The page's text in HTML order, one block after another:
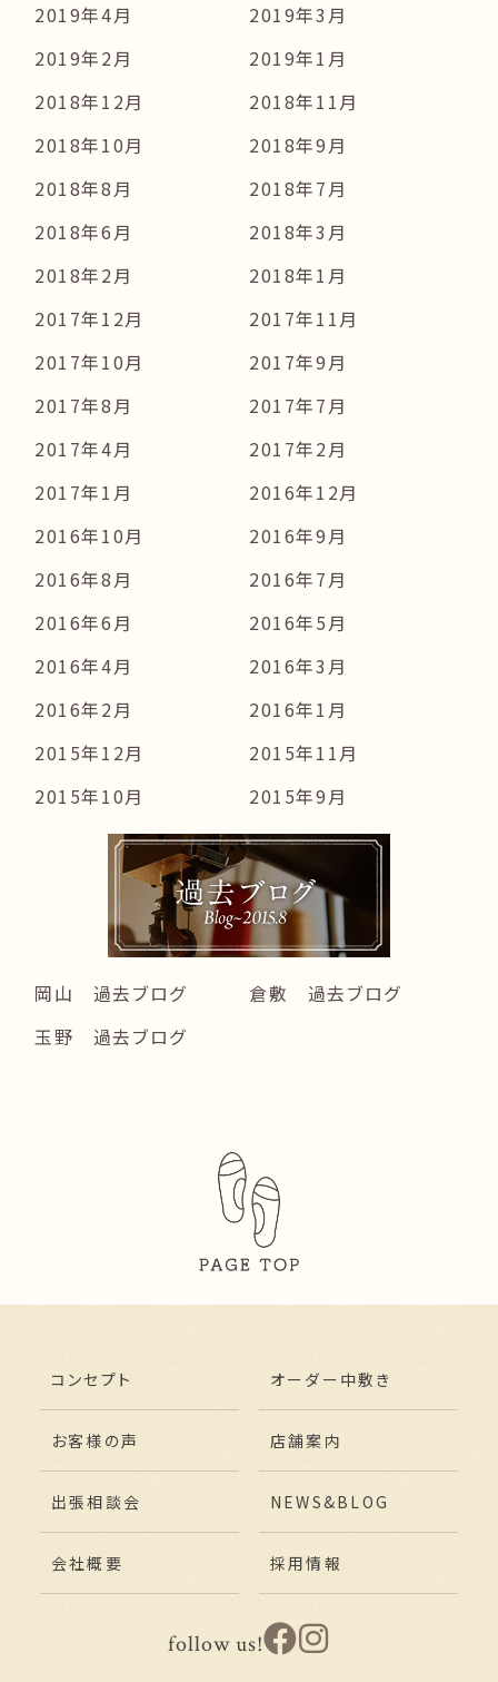
2019年4月
2019年3月
2019年2月
2019年1月
2018年12月
2018年11月
2018年10月
2018年9月
2018年8月
2018年7月
2018年6月
2018年3月
2018年2月
2018年1月
2017年12月
2017年11月
2017年10月
2017年9月
2017年8月
2017年7月
2017年4月
2017年2月
2017年1月
2016年12月
2016年10月
2016年9月
2016年8月
2016年7月
2016年6月
2016年5月
2016年4月
2016年3月
2016年2月
2016年1月
2015年12月
2015年11月
2015年10月
2015年9月
岡山 過去ブログ
倉敷 過去ブログ
玉野 過去ブログ
コンセプト オーダー中敷き
お客様の声 店舗案内
出張相談会 NEWS&BLOG
会社概要 採用情報
follow us!